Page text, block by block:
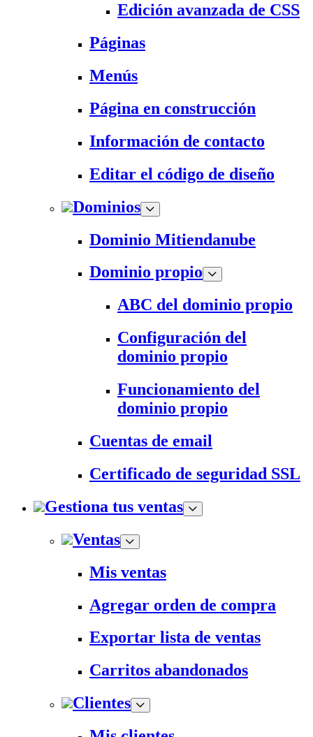
Edición avanzada de CSS
Páginas
Menús
Página en construcción
Información de contacto
Editar el código de diseño
Dominios
Dominio Mitiendanube
Dominio propio
ABC del dominio propio
Configuración del
dominio propio
Funcionamiento del
dominio propio
Cuentas de email
Certificado de seguridad SSL
Gestiona tus ventas
Ventas
Mis ventas
Agregar orden de compra
Exportar lista de ventas
Carritos abandonados
Clientes